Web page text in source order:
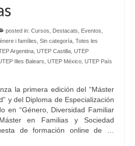
posted in: Cursos Destacats Eventos
i famílies Sin categoría Totes les
Argentina UTEP Castilla UTEP
Illes Balears UTEP México UTEP País
la primera edición del “Máster
y del Diploma de Especialización
en “Género, Diversidad Familiar
en Familias y Sociedad
de formación online de …